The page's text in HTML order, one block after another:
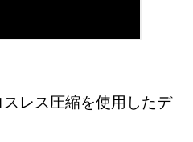
レス圧縮を使用したデ